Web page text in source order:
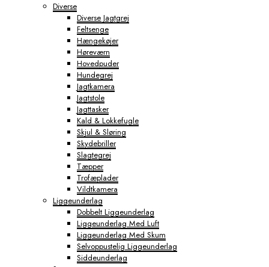
Diverse
Diverse Jagtgrej
Feltsenge
Hængekøjer
Høreværn
Hovedpuder
Hundegrej
Jagtkamera
Jagtstole
Jagttasker
Kald & Lokkefugle
Skjul & Sløring
Skydebriller
Slagtegrej
Tæpper
Trofæplader
Vildtkamera
Liggeunderlag
Dobbelt Liggeunderlag
Liggeunderlag Med Luft
Liggeunderlag Med Skum
Selvoppustelig Liggeunderlag
Siddeunderlag